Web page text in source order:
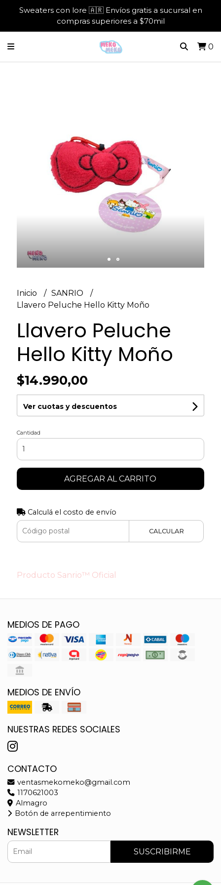
Sweaters con lore 🇦🇷 Envíos gratis a sucursal en
compras superiores a $70mil
0
Inicio
SANRIO
Llavero Peluche Hello Kitty Moño
Llavero Peluche
Hello Kitty Moño
$14.990,00
Ver cuotas y descuentos
Cantidad
AGREGAR AL CARRITO
Calculá el costo de envío
CALCULAR
Producto Sanrio™ Oficial
MEDIOS DE PAGO
MEDIOS DE ENVÍO
NUESTRAS REDES SOCIALES
CONTACTO
ventasmekomeko@gmail.com
1170621003
Almagro
Botón de arrepentimiento
NEWSLETTER
SUSCRIBIRME